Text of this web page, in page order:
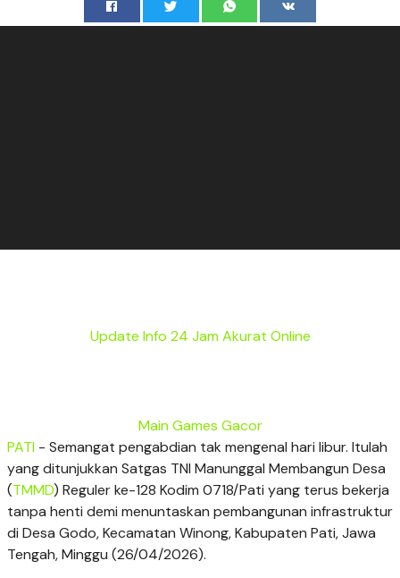
Update Info 24 Jam Akurat Online
Main Games Gacor
PATI - Semangat pengabdian tak mengenal hari libur. Itulah
yang ditunjukkan Satgas TNI Manunggal Membangun Desa
(TMMD) Reguler ke-128 Kodim 0718/Pati yang terus bekerja
tanpa henti demi menuntaskan pembangunan infrastruktur
di Desa Godo, Kecamatan Winong, Kabupaten Pati, Jawa
Tengah, Minggu (26/04/2026).